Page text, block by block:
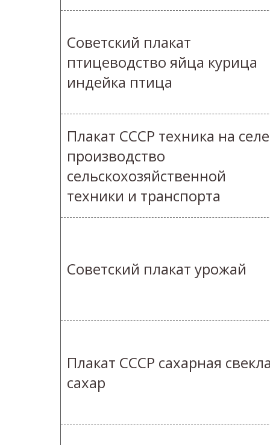
Советский плакат
птицеводство яйца курица
индейка птица
Плакат СССР техника на селе
производство
сельскохозяйственной
техники и транспорта
Советский плакат урожай
Плакат СССР сахарная
сахар